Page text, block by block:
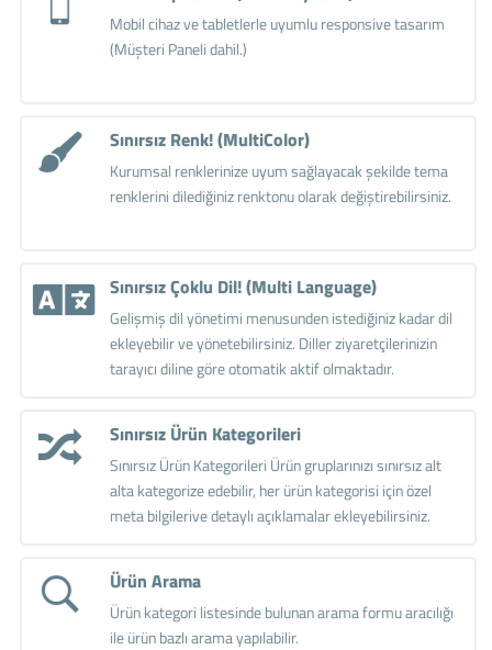
Mobil cihaz ve tabletlerle uyumlu responsive tasarım
(Müşteri Paneli dahil.)
Sınırsız Renk! (MultiColor)
Kurumsal renklerinize uyum sağlayacak şekilde tema
renklerini dilediğiniz renktonu olarak değiştirebilirsiniz.
Sınırsız Çoklu Dil! (Multi Language)
Gelişmiş dil yönetimi menusunden istediğiniz kadar dil
ekleyebilir ve yönetebilirsiniz. Diller ziyaretçilerinizin
tarayıcı diline göre otomatik aktif olmaktadır.
Sınırsız Ürün Kategorileri
Sınırsız Ürün Kategorileri Ürün gruplarınızı sınırsız alt
alta kategorize edebilir, her ürün kategorisi için özel
meta bilgilerive detaylı açıklamalar ekleyebilirsiniz.
Ürün Arama
Ürün kategori listesinde bulunan arama formu aracılığı
ile ürün bazlı arama yapılabilir.